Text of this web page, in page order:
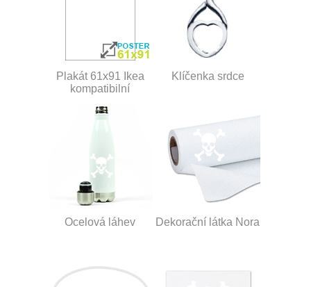
Plakát 61x91 Ikea
kompatibilní
Klíčenka srdce
Ocelová láhev Dekorační látka Nora